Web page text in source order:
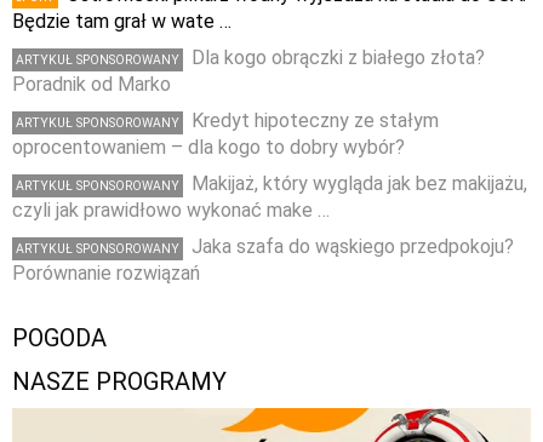
Będzie tam grał w wate …
ARTYKUŁ SPONSOROWANY
Dla kogo obrączki z białego złota?
Poradnik od Marko
ARTYKUŁ SPONSOROWANY
Kredyt hipoteczny ze stałym
oprocentowaniem – dla kogo to dobry wybór?
ARTYKUŁ SPONSOROWANY
Makijaż, który wygląda jak bez makijażu,
czyli jak prawidłowo wykonać make …
ARTYKUŁ SPONSOROWANY
Jaka szafa do wąskiego przedpokoju?
Porównanie rozwiązań
POGODA
NASZE PROGRAMY